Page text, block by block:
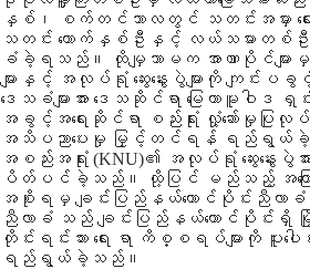
နှစ်၊ စက်တင်ဘာလတွင် သတင်းအမှား ရေးသ
သတင်း ထောက်နှစ်ဦးနှင့် လယ်သမားတ
ခံခဲ့ရသည်။ ထိုမျှသာမက အာဏာပိုင်များ
များနှင့် အလုပ်ရုံ ဆွေးနွေးပွဲများကို ကျင်းပ
ဒေသခံများအား ဒေသဆိုင်ရာ မြေယာမူဝါဒ
အခွင့်အရေးဆိုင်ရာ စည်းရုံး လှုံ့ဆော်မှု
အသိပညာပေးမှု မြှင့်တင်ရန် ရည်ရွယ်ခဲ့
အစည်းအရုံး (KNU)၏ အလုပ်ရုုံ ဆွေးနွေးပွဲ
ပိတ်ပင်ခဲ့သည်။ ထို့ပြင် မည်သည့် အကြော
အစိုးရမှ ချင်းပြည်နယ်တောင်ပိုင်းညီ
ညီလာခံ သည် ချင်းပြည်နယ်တောင်ပိုင်းရှိ မြို့န
တိုင်းရင်းသား ရေး ရာ ကိစ္စရပ်များကို ပူး
ရည်ရွယ်ခဲ့သည်။